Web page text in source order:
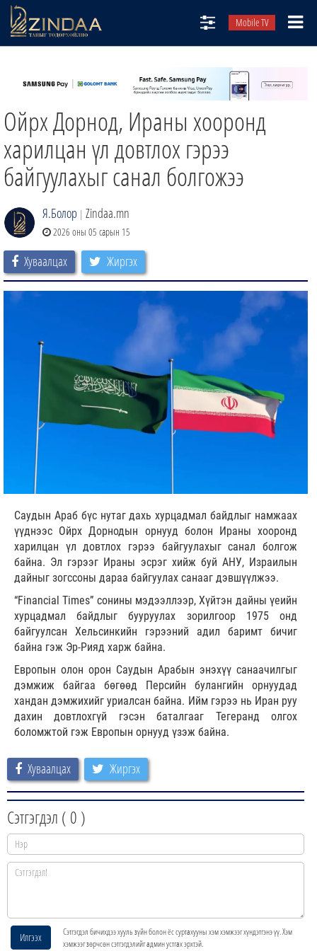
Mobile TV
ТВ8
ӨГЛӨӨНИЙ СОНИН
АУДИО ЗОХИОЛ
ЗИНДАА СЭТГҮҮЛ
Ойрх Дорнод, Ираны хооронд
харилцан үл довтлох гэрээ
байгуулахыг санал болгожээ
Я.Болор | Zindaa.mn
2026 оны 05 сарын 15
Хуваалцах Жиргэх
Саудын Араб бүс нутаг дахь хурцадмал байдлыг намжаах
үүднээс Ойрх Дорнодын орнууд болон Ираны хооронд
харилцан үл довтлох гэрээ байгуулахыг санал болгож
байна. Эл гэрээг Ираны эсрэг хийж буй АНУ, Израилын
дайныг зогссоны дараа байгуулах санааг дэвшүүлжээ.
“Financial Times” сонины мэдээллээр, Хүйтэн дайны үеийн
хурцадмал байдлыг бууруулах зорилгоор 1975 онд
байгуулсан Хельсинкийн гэрээний адил баримт бичиг
байна гэж Эр-Рияд харж байна.
Европын олон орон Саудын Арабын энэхүү санаачилгыг
дэмжиж байгаа бөгөөд Персийн булангийн орнуудад
хандан дэмжихийг уриалсан байна. Ийм гэрээ нь Иран руу
дахин довтлохгүй гэсэн баталгааг Тегеранд олгох
боломжтой гэж Европын орнууд үзэж байна.
Хуваалцах Жиргэх
Сэтгэгдэл ( 0 )
Илгээх
Сэтгэгдэл бичихдээ хууль зүйн болон ёс суртахууны хэм хэмжээг хүндэтгэнэ үү. Хэм
хэмжээг зөрчсөн сэтгэгдэлийг админ устгах эрхтэй.